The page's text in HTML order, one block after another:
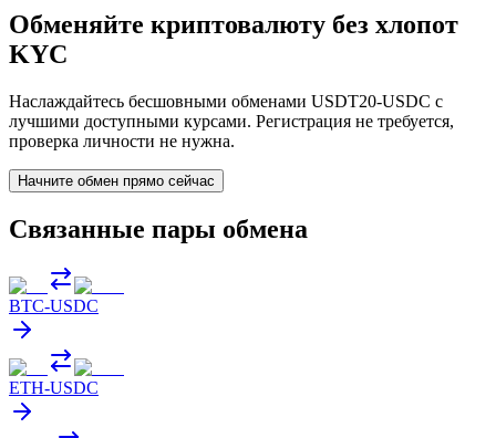
Обменяйте криптовалюту без хлопот
KYC
Наслаждайтесь бесшовными обменами USDT20-USDC с
лучшими доступными курсами. Регистрация не требуется,
проверка личности не нужна.
Начните обмен прямо сейчас
Связанные пары обмена
BTC-USDC
ETH-USDC